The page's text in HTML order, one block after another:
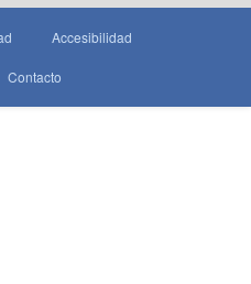
Accesibilidad
Contacto